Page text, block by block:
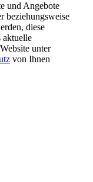
und Angebote
beziehungsweise
diese
aktuelle
unter
von Ihnen